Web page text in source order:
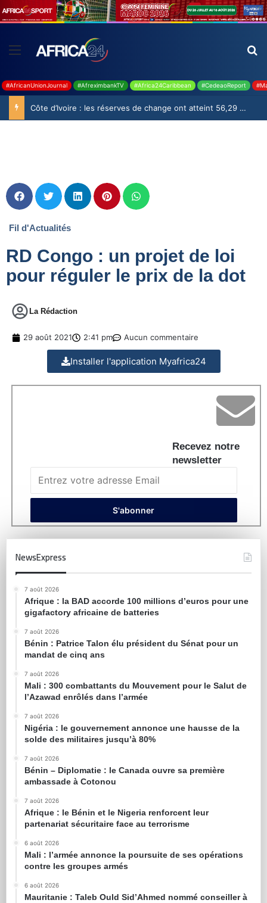
#AfricanUnionJournal #AfreximbankTV #Africa24Caribbean #CedeaoReport
Côte d’Ivoire : les réserves de change ont atteint 56,29 milliards USD en juillet
Fil d'Actualités
RD Congo : un projet de loi
pour réguler le prix de la dot
La Rédaction
29 août 2021 2:41 pm Aucun commentaire
Installer l'application Myafrica24
Recevez notre
newsletter
NewsExpress
7 août 2026
Afrique : la BAD accorde 100 millions d’euros pour une
gigafactory africaine de batteries
7 août 2026
Bénin : Patrice Talon élu président du Sénat pour un
mandat de cinq ans
7 août 2026
Mali : 300 combattants du Mouvement pour le Salut de
l’Azawad enrôlés dans l’armée
7 août 2026
Nigéria : le gouvernement annonce une hausse de la
solde des militaires jusqu’à 80%
7 août 2026
Bénin – Diplomatie : le Canada ouvre sa première
ambassade à Cotonou
7 août 2026
Afrique : le Bénin et le Nigeria renforcent leur
partenariat sécuritaire face au terrorisme
6 août 2026
Mali : l’armée annonce la poursuite de ses opérations
contre les groupes armés
6 août 2026
Mauritanie : Taleb Ould Sid’Ahmed nommé conseiller à